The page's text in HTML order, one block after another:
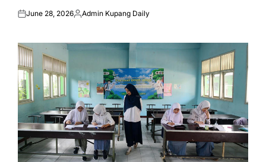
Posted
June 28, 2026Posted
Admin Kupang Daily